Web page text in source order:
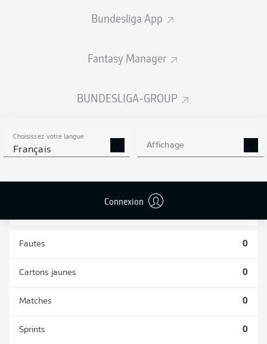
Bundesliga App
Fantasy Manager
BUNDESLIGA-GROUP
Choisissez votre langue
Français Affichage
Connexion
STATS DE LA SAISON
2023/2024
0 0
Fautes 0
Cartons jaunes 0
Matches 0
Sprints 0